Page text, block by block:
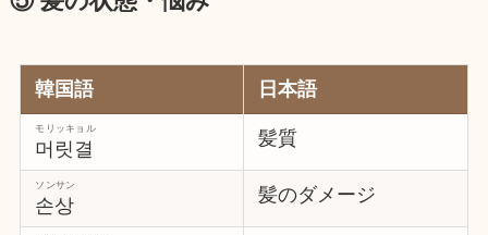
韓国語 日本語
머릿결
モリッキョル 髪質
손상
ソンサン 髪のダメージ